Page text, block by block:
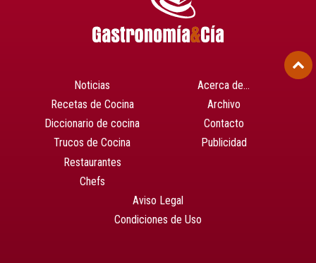
Noticias
Recetas de Cocina
Diccionario de cocina
Trucos de Cocina
Restaurantes
Chefs
Acerca de…
Archivo
Contacto
Publicidad
Aviso Legal
Condiciones de Uso